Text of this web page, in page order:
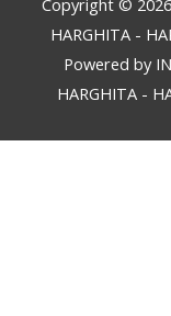
Copyright © 2026
HARGHITA -
Powered by
HARGHITA -